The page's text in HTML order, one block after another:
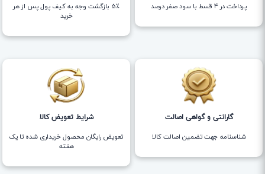
پرداخت در 4 قسط با سود صفر درصد
5٪ بازگشت وجه به کیف پول پس از هر
خرید
گارانتی و گواهی اصالت
شناسنامه جهت تضمین اصالت کالا
شرایط تعویض کالا
تعویض رایگان محصول خریداری شده تا یک
هفته